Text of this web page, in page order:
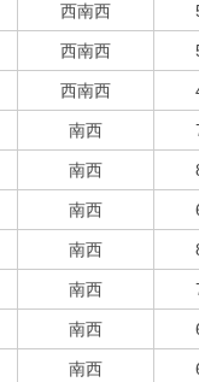
西南西
西南西
西南西
南西
南西
南西
南西
南西
南西
南西